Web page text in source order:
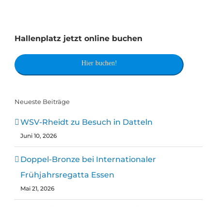
Hallenplatz jetzt online buchen
Hier buchen!
Neueste Beiträge
WSV-Rheidt zu Besuch in Datteln
Juni 10, 2026
Doppel-Bronze bei Internationaler
Frühjahrsregatta Essen
Mai 21, 2026